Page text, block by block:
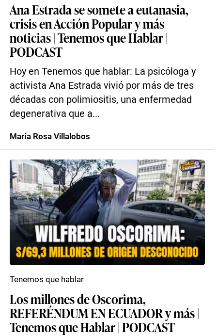
Ana Estrada se somete a eutanasia,
crisis en Acción Popular y más
noticias | Tenemos que Hablar |
PODCAST
Hoy en Tenemos que hablar: La psicóloga y
activista Ana Estrada vivió por más de tres
décadas con polimiositis, una enfermedad
degenerativa que a...
María Rosa Villalobos
Los millones de Oscorima,
REFERÉNDUM EN ECUADOR y más |
Tenemos que Hablar | PODCAST
Tenemos que hablar